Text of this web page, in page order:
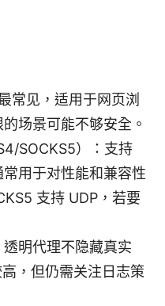
常见，适用于网页浏
场景可能不够安全。
SOCKS5）：支持
用于对性能和兼容性
支持 UDP，若要
明代理不隐藏真实
，但仍需关注日志策